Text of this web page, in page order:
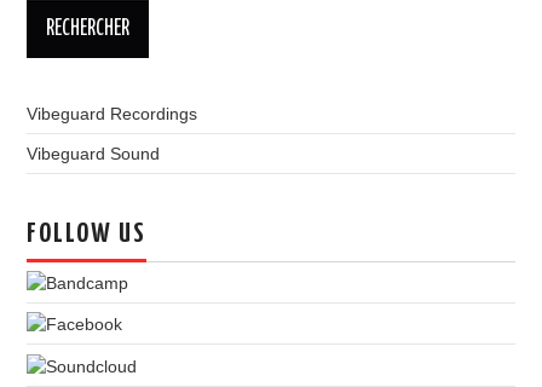
Vibeguard Recordings
Vibeguard Sound
FOLLOW US